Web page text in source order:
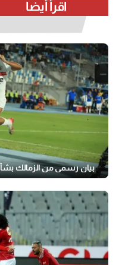
اقرأ أيضا
بيان رسمي من الزمالك